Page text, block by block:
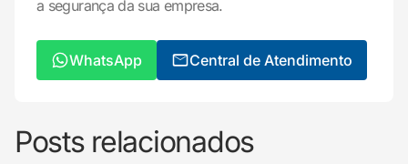
a segurança da sua empresa.
WhatsApp Central de Atendimento
Posts relacionados